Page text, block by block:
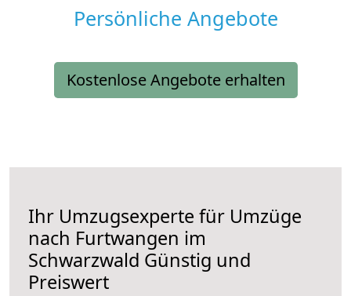
Persönliche Angebote
Kostenlose Angebote erhalten
Ihr Umzugsexperte für Umzüge
nach Furtwangen im
Schwarzwald Günstig und
Preiswert